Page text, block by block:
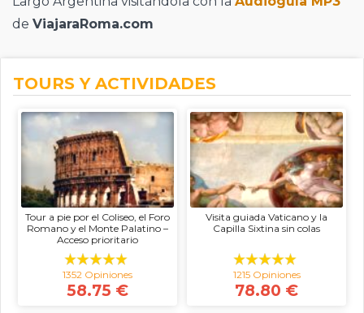
de ViajaraRoma.com
TOURS Y ACTIVIDADES
Tour a pie por el Coliseo, el Foro
Romano y el Monte Palatino –
Acceso prioritario
1352 Opiniones
58.75 €
Visita guiada Vaticano y la
Capilla Sixtina sin colas
1215 Opiniones
78.80 €